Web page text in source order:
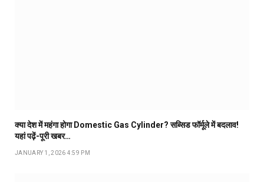
क्या देश में महंगा होगा Domestic Gas Cylinder? सब्सिड फॉर्मूले में बदलाव!
यहां पढ़ें-पूरी खबर…
JANUARY 1, 2026 4:59 PM